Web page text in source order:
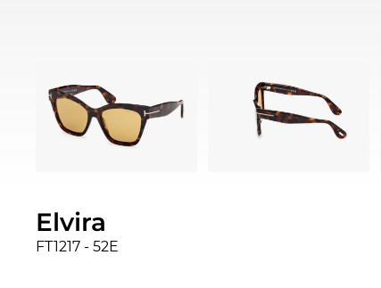
Elvira
FT1217 - 52E